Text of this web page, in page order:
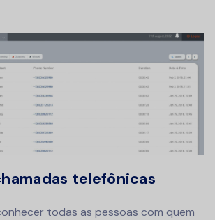
telefônicas
todas as pessoas com quem